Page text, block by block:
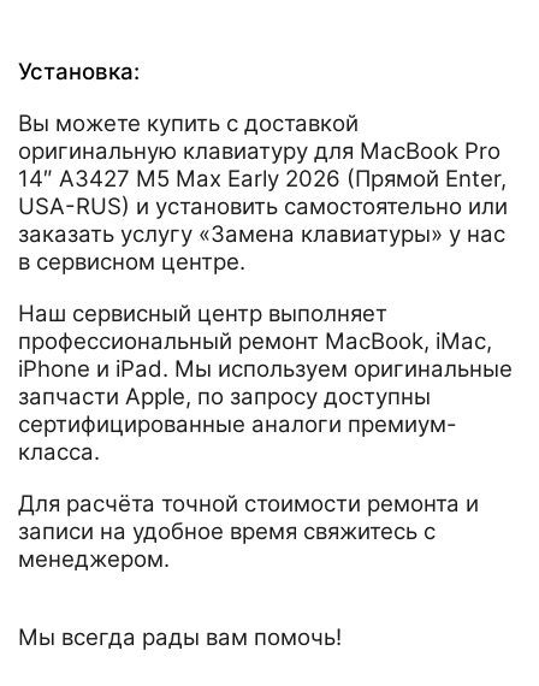
Установка:
Вы можете купить с доставкой
оригинальную клавиатуру для MacBook Pro
14″ A3427 M5 Max Early 2026 (Прямой Enter,
USA-RUS) и установить самостоятельно или
заказать услугу «Замена клавиатуры» у нас
в сервисном центре.
Наш сервисный центр выполняет
профессиональный ремонт MacBook, iMac,
iPhone и iPad. Мы используем оригинальные
запчасти Apple, по запросу доступны
сертифицированные аналоги премиум-
класса.
Для расчёта точной стоимости ремонта и
записи на удобное время свяжитесь с
менеджером.
Мы всегда рады вам помочь!